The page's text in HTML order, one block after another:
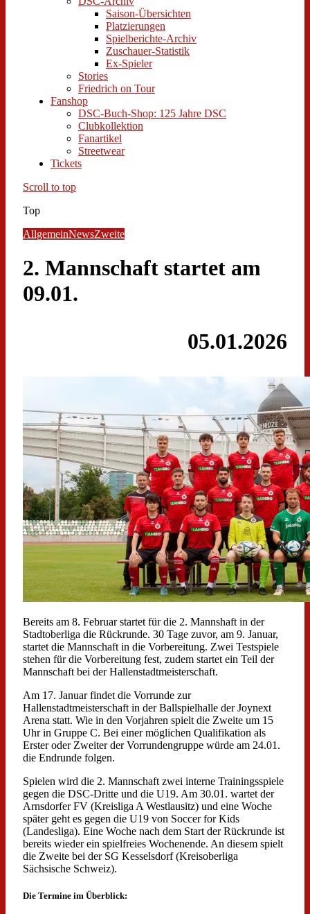
Saison-Übersichten
Platzierungen
Spielberichte-Archiv
Zuschauer-Statistik
Ex-Spieler
Stories
Friedrich on Tour
Fanshop
DSC-Buch-Shop: 125 Jahre DSC
Clubkollektion
Fanartikel
Streetwear
Tickets
Scroll to top
Top
AllgemeinNewsZweite
2. Mannschaft startet am
09.01.
05.01.2026
Bereits am 8. Februar startet für die 2. Mannshaft in der
Stadtoberliga die Rückrunde. 30 Tage zuvor, am 9. Januar,
startet die Mannschaft in die Vorbereitung. Zwei Testspiele
stehen für die Vorbereitung fest, zudem startet ein Teil der
Mannschaft bei der Hallenstadtmeisterschaft.
Am 17. Januar findet die Vorrunde zur
Hallenstadtmeisterschaft in der Ballspielhalle der Joynext
Arena statt. Wie in den Vorjahren spielt die Zweite um 15
Uhr in Gruppe C. Bei einer möglichen Qualifikation als
Erster oder Zweiter der Vorrundengruppe würde am 24.01.
die Endrunde folgen.
Spielen wird die 2. Mannschaft zwei interne Trainingsspiele
gegen die DSC-Dritte und die U19. Am 30.01. wartet der
Arnsdorfer FV (Kreisliga A Westlausitz) und eine Woche
später geht es gegen die U19 von Soccer for Kids
(Landesliga). Eine Woche nach dem Start der Rückrunde ist
bereits wieder ein spielfreies Wochenende. An diesem spielt
die Zweite bei der SG Kesselsdorf (Kreisoberliga
Sächsische Schweiz).
Die Termine im Überblick: